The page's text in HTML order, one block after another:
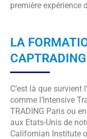
première expérience
LA
CAPTRADING
C’est là que survient
comme l’Intensive
TRADING Paris ou
aux Etats-Unis de
Californian Institute